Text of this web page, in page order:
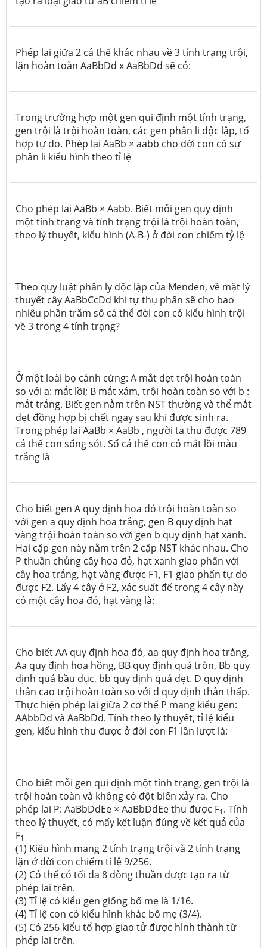
Phép lai giữa 2 cá thể khác nhau về 3 tính trạng trội,
lặn hoàn toàn AaBbDd x AaBbDd sẽ có:
Trong trường hợp một gen qui định một tính trạng,
gen trội là trội hoàn toàn, các gen phân li độc lập, tổ
hợp tự do. Phép lai AaBb × aabb cho đời con có sự
phân li kiểu hình theo tỉ lệ
Cho phép lai AaBb × Aabb. Biết mỗi gen quy định
một tính trạng và tính trạng trội là trội hoàn toàn,
theo lý thuyết, kiểu hình (A-B-) ở đời con chiếm tỷ lệ
Theo quy luật phân ly độc lập của Menden, về mặt lý
thuyết cây AaBbCcDd khi tự thụ phấn sẽ cho bao
nhiêu phần trăm số cá thể đời con có kiểu hình trội
về 3 trong 4 tính trạng?
Ở một loài bọ cánh cứng: A mắt dẹt trội hoàn toàn
so với a: mắt lồi; B mắt xám, trội hoàn toàn so với b :
mắt trắng. Biết gen nằm trên NST thường và thể mắt
dẹt đồng hợp bị chết ngay sau khi được sinh ra.
Trong phép lai AaBb × AaBb , người ta thu được 789
cá thể con sống sót. Số cá thể con có mắt lồi màu
trắng là
Cho biết gen A quy định hoa đỏ trội hoàn toàn so
với gen a quy định hoa trắng, gen B quy định hạt
vàng trội hoàn toàn so với gen b quy định hạt xanh.
Hai cặp gen này nằm trên 2 cặp NST khác nhau. Cho
P thuần chủng cây hoa đỏ, hạt xanh giao phấn với
cây hoa trắng, hạt vàng được F1, F1 giao phấn tự do
được F2. Lấy 4 cây ở F2, xác suất để trong 4 cây này
có một cây hoa đỏ, hạt vàng là:
Cho biết AA quy định hoa đỏ, aa quy định hoa trắng,
Aa quy định hoa hồng, BB quy định quả tròn, Bb quy
định quả bầu dục, bb quy định quá dẹt. D quy định
thân cao trội hoàn toàn so với d quy định thân thấp.
Thực hiện phép lai giữa 2 cơ thể P mang kiểu gen:
AAbbDd và AaBbDd. Tính theo lý thuyết, tỉ lệ kiểu
gen, kiểu hình thu được ở đời con F1 lần lượt là:
Cho biết mỗi gen qui định một tính trạng, gen trội là
trội hoàn toàn và không có đột biến xảy ra. Cho
phép lai P: AaBbDdEe × AaBbDdEe thu được F1. Tính
theo lý thuyết, có mấy kết luận đúng về kết quả của
F1
(1) Kiểu hình mang 2 tính trạng trội và 2 tính trạng
lặn ở đời con chiếm tỉ lệ 9/256.
(2) Có thể có tối đa 8 dòng thuần được tạo ra từ
phép lai trên.
(3) Tỉ lệ có kiểu gen giống bố mẹ là 1/16.
(4) Tỉ lệ con có kiểu hình khác bố mẹ (3/4).
(5) Có 256 kiểu tổ hợp giao tử được hình thành từ
phép lai trên.